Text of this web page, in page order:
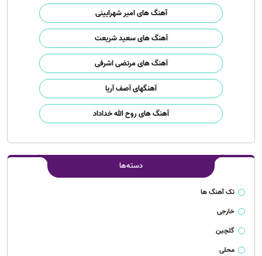
آهنگ های امیر شهرایینی
آهنگ های سعید شریعت
آهنگ های مرتضی اشرفی
آهنگهای آصف آریا
آهنگ های روح الله خداداد
دسته‌ها
تک آهنگ ها
خارجی
گلچین
محلی